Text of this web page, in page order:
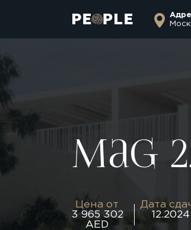
Mag
Цена от
3 965 302
AED
Дата
12.2024